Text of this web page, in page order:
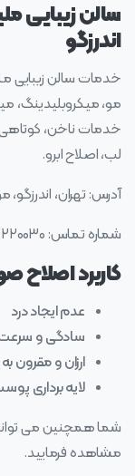
سالن زیبایی
اندرزگو
خدمات سالن زیبایی
مو، میکروبلیدینگ،
خدمات ناخن،
لب، اصلاح ابرو.
آدرس: تهران، اندرزگو،
شماره تماس: ۰۹۱۲۷۲۲۰۰۳۰
کاربرد
عدم ایجاد درد
سادگی و سرعت
ارزان و مقرون‌
لایه برداری
شما همچنین می
مشاهده فرمایید.